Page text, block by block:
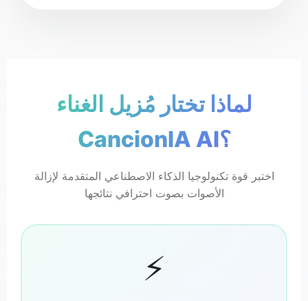
لماذا تختار مُزيل الغناء
CancionIA AI؟
اختبر قوة تكنولوجيا الذكاء الاصطناعي المتقدمة لإزالة
الأصوات بصوت احترافي نتائجها
⚡